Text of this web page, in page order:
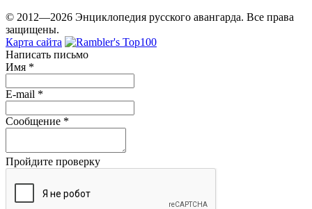
© 2012—2026 Энциклопедия русского авангарда. Все права
защищены.
Карта сайта
Написать письмо
Имя *
E-mail *
Сообщение *
Пройдите проверку